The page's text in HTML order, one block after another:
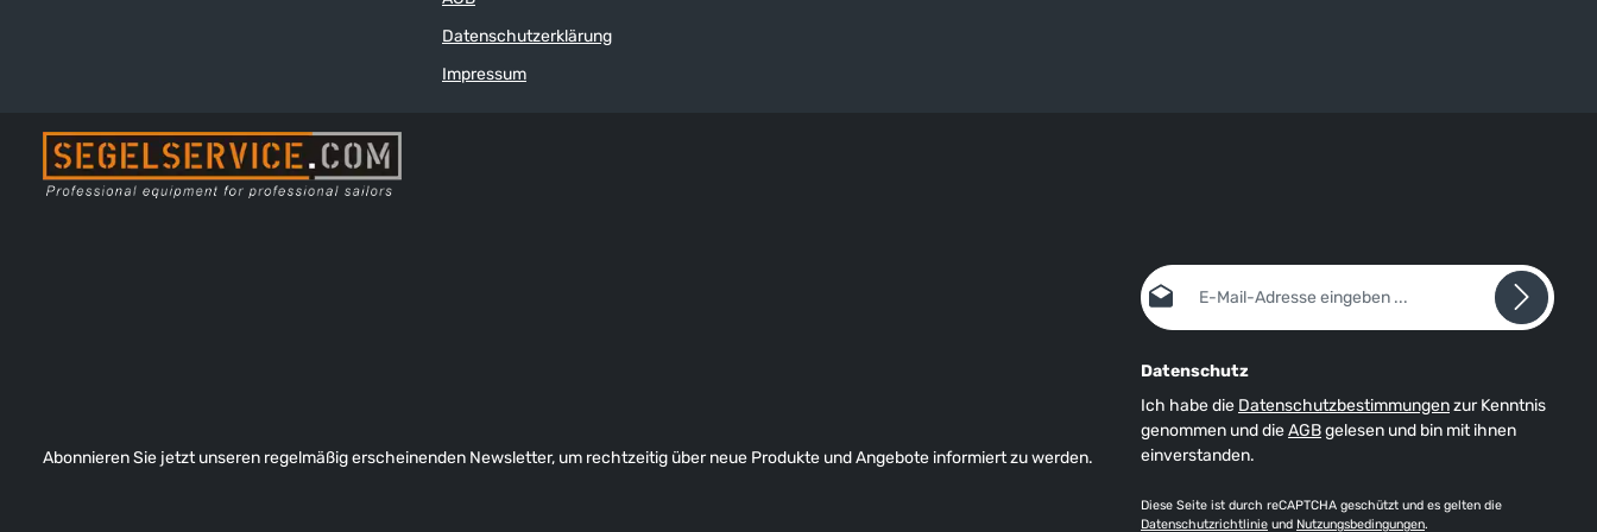
Obermaterial Dubarry DrySoft-DryFast™-
Leder und robustes Cordura®, 100%
wasserdicht, atmungsaktive GORE-TEX®-
Membran, auch bei Nässe sehr rutschfeste
Datenschutzerklärung
Impressum
Abonnieren Sie jetzt unseren regelmäßig erscheinenden Newsletter, um rechtzeitig über neue Produkte und Angebote informiert zu werden.
E-Mail-Adresse*
Datenschutz
Ich habe die Datenschutzbestimmungenzur Kenntnis
genommen und dieAGBgelesen und bin mit ihnen
einverstanden.
Diese Seite ist durch reCAPTCHA geschützt und es gelten die
Datenschutzrichtlinie und Nutzungsbedingungen.